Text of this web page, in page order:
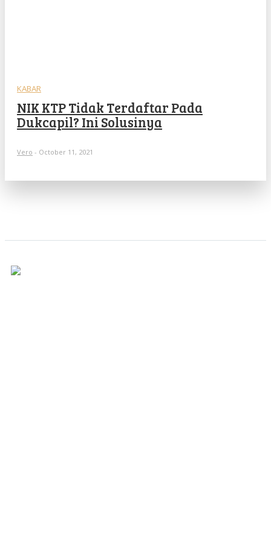
KABAR
NIK KTP Tidak Terdaftar Pada
Dukcapil? Ini Solusinya
Vero - October 11, 2021